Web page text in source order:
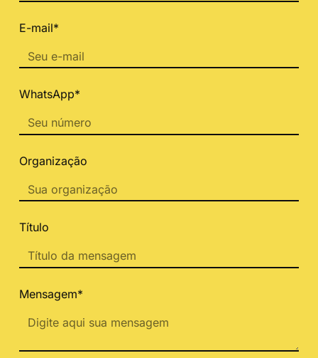
E-mail*
WhatsApp*
Organização
Título
Mensagem*